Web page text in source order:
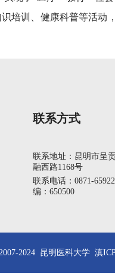
培训、健康科普等活
联系方式
联系地址：昆明市呈
融西路1168号
联系电话：0871-
编：650500
2024 昆明医科大学 滇